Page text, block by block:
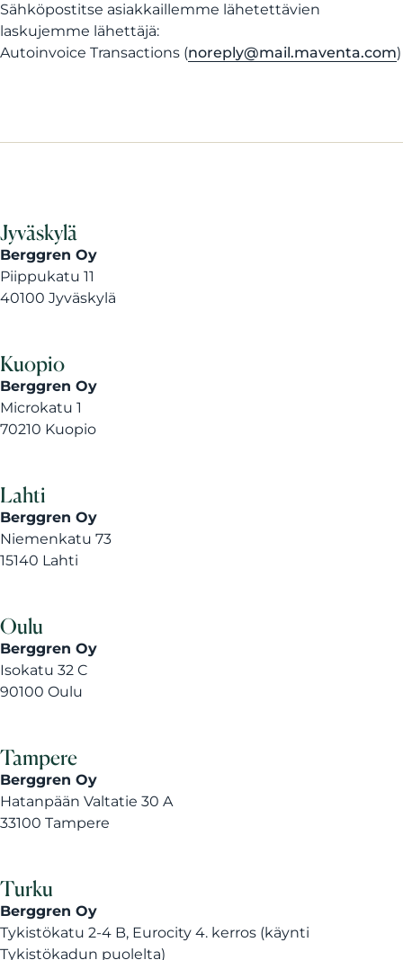
Sähköpostitse asiakkaillemme lähetettävien
laskujemme lähettäjä:
Autoinvoice Transactions (noreply@mail.maventa.com)
Jyväskylä
Berggren Oy
Piippukatu 11
40100 Jyväskylä
Kuopio
Berggren Oy
Microkatu 1
70210 Kuopio
Lahti
Berggren Oy
Niemenkatu 73
15140 Lahti
Oulu
Berggren Oy
Isokatu 32 C
90100 Oulu
Tampere
Berggren Oy
Hatanpään Valtatie 30 A
33100 Tampere
Turku
Berggren Oy
Tykistökatu 2-4 B, Eurocity 4. kerros (käynti
Tykistökadun puolelta)